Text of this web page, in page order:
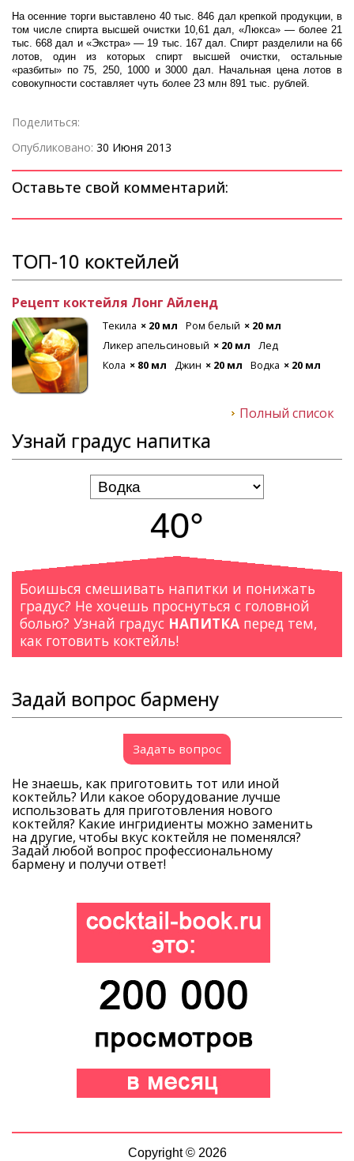
На осенние торги выставлено 40 тыс. 846 дал крепкой продукции, в
том числе спирта высшей очистки 10,61 дал, «Люкса» — более 21
тыс. 668 дал и «Экстра» — 19 тыс. 167 дал. Спирт разделили на 66
лотов, один из которых спирт высшей очистки, остальные
«разбиты» по 75, 250, 1000 и 3000 дал. Начальная цена лотов в
совокупности составляет чуть более 23 млн 891 тыс. рублей.
Поделиться:
Опубликовано: 30 Июня 2013
Оставьте свой комментарий:
ТОП-10 коктейлей
Рецепт коктейля Лонг Айленд
Текила × 20 мл Ром белый × 20 мл
Ликер апельсиновый × 20 мл
Лед
Кола × 80 мл Джин × 20 мл Водка × 20 мл
Полный список
Узнай градус напитка
40°
Боишься смешивать напитки и понижать
градус? Не хочешь проснуться с головной
болью? Узнай градус НАПИТКА перед тем,
как готовить коктейль!
Задай вопрос бармену
Задать вопрос
Не знаешь, как приготовить тот или иной
коктейль? Или какое оборудование лучше
использовать для приготовления нового
коктейля? Какие ингридиенты можно заменить
на другие, чтобы вкус коктейля не поменялся?
Задай любой вопрос профессиональному
бармену и получи ответ!
Copyright © 2026